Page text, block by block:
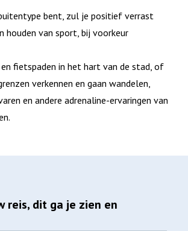
bent, zul je positief verrast
houden van sport, bij voorkeur
fietspaden in het hart van de stad, of
verkennen en gaan wandelen,
en andere adrenaline-ervaringen van
reis, dit ga je zien en